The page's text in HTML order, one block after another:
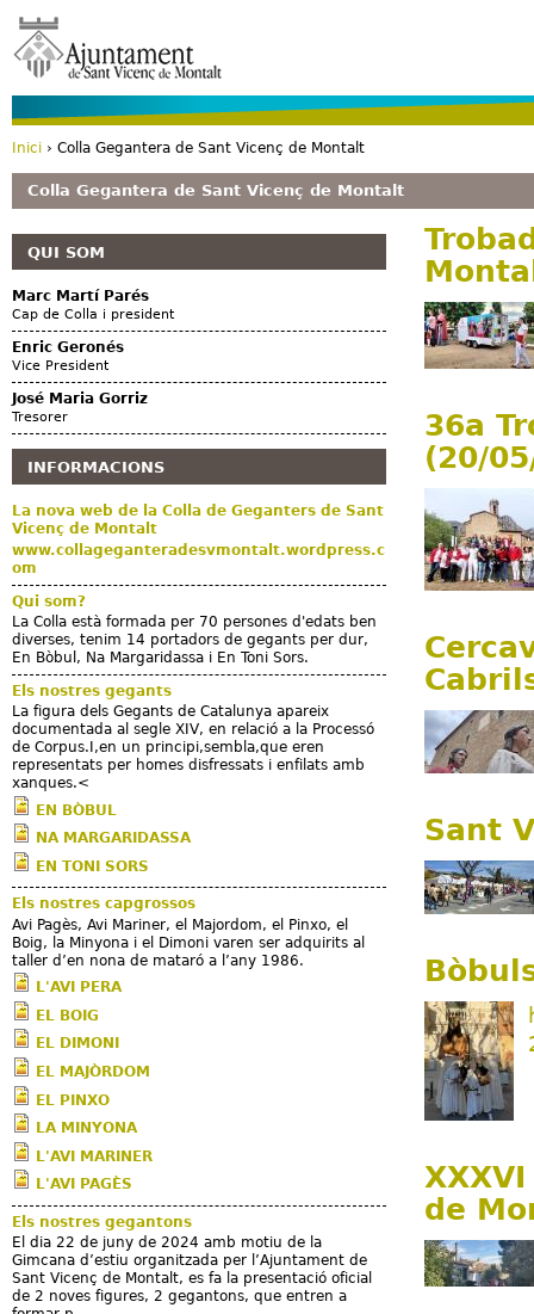
Colla Gegantera de Sant Vicenç de Montalt
QUI SOM
Marc Martí Parés
Cap de Colla i president
Enric Geronés
Vice President
José Maria Gorriz
Tresorer
INFORMACIONS
La nova web de la Colla de Geganters de Sant
Vicenç de Montalt
www.collageganteradesvmontalt.wordpress.c
om
Qui som?
La Colla està formada per 70 persones d'edats ben
diverses, tenim 14 portadors de gegants per dur,
En Bòbul, Na Margaridassa i En Toni Sors.
Els nostres gegants
La figura dels Gegants de Catalunya apareix
documentada al segle XIV, en relació a la Processó
de Corpus.I,en un principi,sembla,que eren
representats per homes disfressats i enfilats amb
xanques.<
EN BÒBUL
NA MARGARIDASSA
EN TONI SORS
Els nostres capgrossos
Avi Pagès, Avi Mariner, el Majordom, el Pinxo, el
Boig, la Minyona i el Dimoni varen ser adquirits al
taller d’en nona de mataró a l’any 1986.
L'AVI PERA
EL BOIG
EL DIMONI
EL MAJÒRDOM
EL PINXO
LA MINYONA
L'AVI MARINER
L'AVI PAGÈS
Els nostres gegantons
El dia 22 de juny de 2024 amb motiu de la
Gimcana d’estiu organitzada per l’Ajuntament de
Sant Vicenç de Montalt, es fa la presentació oficial
de 2 noves figures, 2 gegantons, que entren a
36a
(20/
Sant
de
Esteu aquí
Inici › Colla Gegantera de Sant Vicenç de Montalt